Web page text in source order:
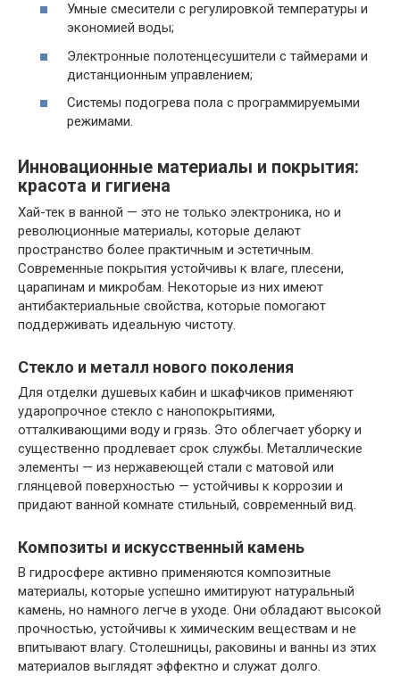
Умные смесители с регулировкой температуры и
экономией воды;
Электронные полотенцесушители с таймерами и
дистанционным управлением;
Системы подогрева пола с программируемыми
режимами.
Инновационные материалы и покрытия:
красота и гигиена
Хай-тек в ванной — это не только электроника, но и
революционные материалы, которые делают
пространство более практичным и эстетичным.
Современные покрытия устойчивы к влаге, плесени,
царапинам и микробам. Некоторые из них имеют
антибактериальные свойства, которые помогают
поддерживать идеальную чистоту.
Стекло и металл нового поколения
Для отделки душевых кабин и шкафчиков применяют
ударопрочное стекло с нанопокрытиями,
отталкивающими воду и грязь. Это облегчает уборку и
существенно продлевает срок службы. Металлические
элементы — из нержавеющей стали с матовой или
глянцевой поверхностью — устойчивы к коррозии и
придают ванной комнате стильный, современный вид.
Композиты и искусственный камень
В гидросфере активно применяются композитные
материалы, которые успешно имитируют натуральный
камень, но намного легче в уходе. Они обладают высокой
прочностью, устойчивы к химическим веществам и не
впитывают влагу. Столешницы, раковины и ванны из этих
материалов выглядят эффектно и служат долго.